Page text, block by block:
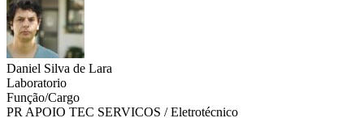
Daniel Silva de Lara
Laboratorio
Função/Cargo
PR APOIO TEC SERVICOS / Eletrotécnico